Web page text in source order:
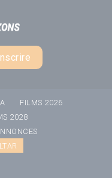
FILMS 2026
2028